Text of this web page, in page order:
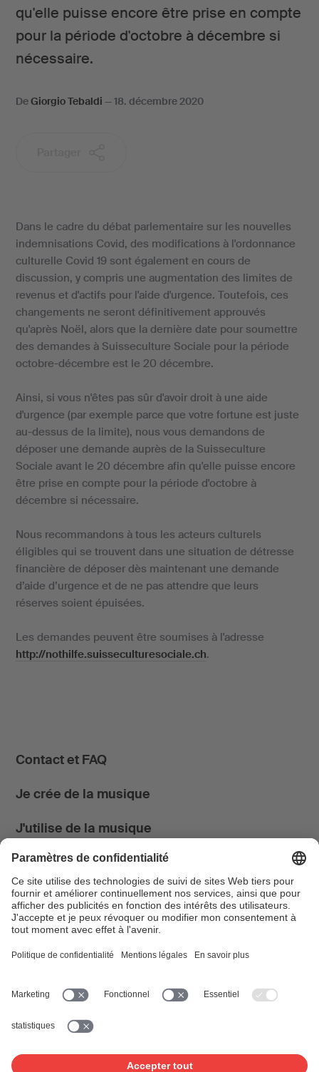
qu'elle puisse encore être prise en compte
pour la période d'octobre à décembre si
nécessaire.
DeGiorgio Tebaldi —18. décembre 2020
Dans le cadre du débat parlementaire sur les nouvelles
indemnisations Covid, des modifications à l'ordonnance
culturelle Covid 19 sont également en cours de
discussion, y compris une augmentation des limites de
revenus et d'actifs pour l'aide d'urgence. Toutefois, ces
changements ne seront définitivement approuvés
qu'après Noël, alors que la dernière date pour soumettre
des demandes à Suisseculture Sociale pour la période
octobre-décembre est le 20 décembre.
Ainsi, si vous n'êtes pas sûr d'avoir droit à une aide
d'urgence (par exemple parce que votre fortune est juste
au-dessus de la limite), nous vous demandons de
déposer une demande auprès de la Suisseculture
Sociale avant le 20 décembre afin qu'elle puisse encore
être prise en compte pour la période d'octobre à
décembre si nécessaire.
Nous recommandons à tous les acteurs culturels
éligibles qui se trouvent dans une situation de détresse
financière de déposer dès maintenant une demande
d’aide d’urgence et de ne pas attendre que leurs
réserves soient épuisées.
Les demandes peuvent être soumises à l'adresse
http://nothilfe.suisseculturesociale.ch.
Contact et FAQ
Je crée de la musique
J'utilise de la musique
News & Agenda
FONDATION SUISA ↗
FacebookInstagram YouTube
Blog